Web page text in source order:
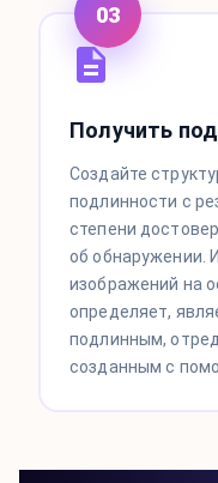
03
Получить
Создайте
подлинности с
степени
об обнаружении.
изображений на
определяет,
подлинным,
созданным с